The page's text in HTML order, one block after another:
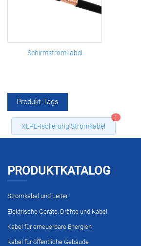
Schirmstromkabel
Produkt-Tags
XLPE-Isolierung Stromkabel
1
PRODUKTKATALOG
Stromkabel und Leiter
Elektrische Geräte, Drähte und Kabel
Kabel für erneuerbare Energien
Kabel für öffentliche Gebäude